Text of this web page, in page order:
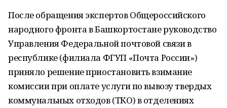
После обращения экспертов Общероссийского
народного фронта в Башкортостане руководство
Управления Федеральной почтовой связи в
республике (филиала ФГУП «Почта России»)
приняло решение приостановить взимание
комиссии при оплате услуги по вывозу твердых
коммунальных отходов (ТКО) в отделениях